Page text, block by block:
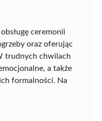
ceremonii
oraz oferując
trudnych chwilach
a także
formalności. Na